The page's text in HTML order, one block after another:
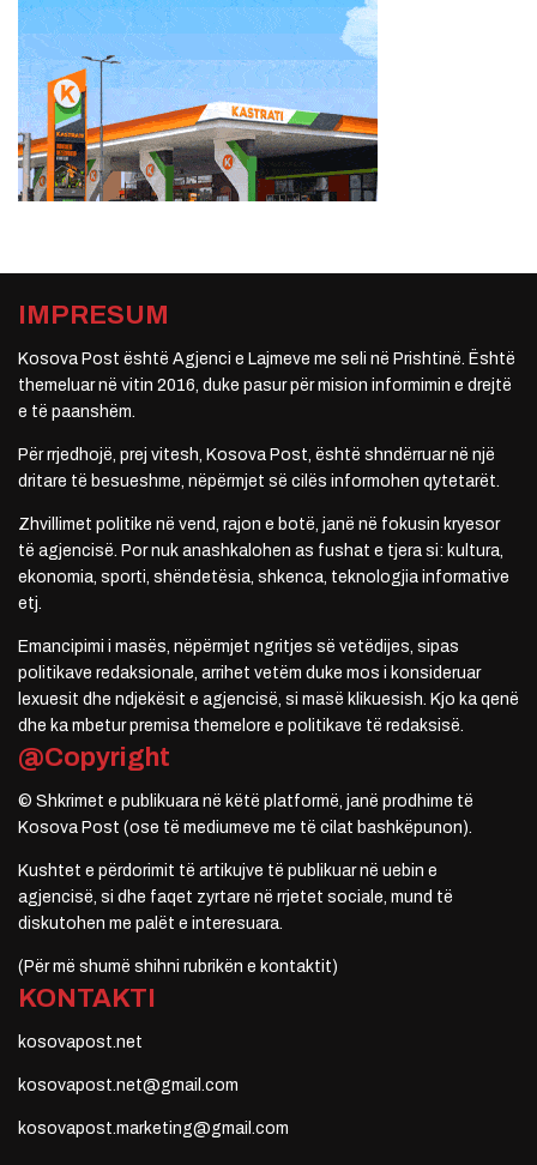
IMPRESUM
Kosova Post është Agjenci e Lajmeve me seli në Prishtinë. Është
themeluar në vitin 2016, duke pasur për mision informimin e drejtë
e të paanshëm.
Për rrjedhojë, prej vitesh, Kosova Post, është shndërruar në një
dritare të besueshme, nëpërmjet së cilës informohen qytetarët.
Zhvillimet politike në vend, rajon e botë, janë në fokusin kryesor
të agjencisë. Por nuk anashkalohen as fushat e tjera si: kultura,
ekonomia, sporti, shëndetësia, shkenca, teknologjia informative
etj.
Emancipimi i masës, nëpërmjet ngritjes së vetëdijes, sipas
politikave redaksionale, arrihet vetëm duke mos i konsideruar
lexuesit dhe ndjekësit e agjencisë, si masë klikuesish. Kjo ka qenë
dhe ka mbetur premisa themelore e politikave të redaksisë.
@Copyright
© Shkrimet e publikuara në këtë platformë, janë prodhime të
Kosova Post (ose të mediumeve me të cilat bashkëpunon).
Kushtet e përdorimit të artikujve të publikuar në uebin e
agjencisë, si dhe faqet zyrtare në rrjetet sociale, mund të
diskutohen me palët e interesuara.
(Për më shumë shihni rubrikën e kontaktit)
KONTAKTI
kosovapost.net
kosovapost.net@gmail.com
kosovapost.marketing@gmail.com